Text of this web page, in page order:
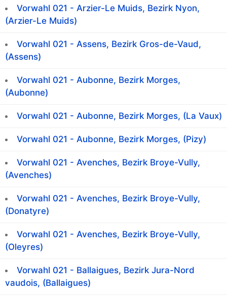
Vorwahl 021 - Arzier-Le Muids, Bezirk Nyon,
(Arzier-Le Muids)
Vorwahl 021 - Assens, Bezirk Gros-de-Vaud,
(Assens)
Vorwahl 021 - Aubonne, Bezirk Morges,
(Aubonne)
Vorwahl 021 - Aubonne, Bezirk Morges, (La Vaux)
Vorwahl 021 - Aubonne, Bezirk Morges, (Pizy)
Vorwahl 021 - Avenches, Bezirk Broye-Vully,
(Avenches)
Vorwahl 021 - Avenches, Bezirk Broye-Vully,
(Donatyre)
Vorwahl 021 - Avenches, Bezirk Broye-Vully,
(Oleyres)
Vorwahl 021 - Ballaigues, Bezirk Jura-Nord
vaudois, (Ballaigues)